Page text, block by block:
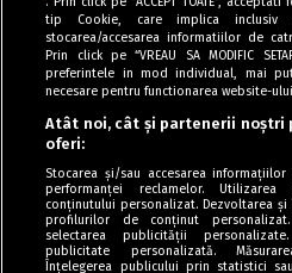
Tag
Program
Politica de
Politica de
tip Cookie, care implica
stocarea/accesarea informatiilor de
Prin click pe “VREAU SA MODIFIC
preferintele in mod individual, mai
necesare pentru functionarea website-
Atât noi, cât și partenerii noștri
oferi:
Stocarea și/sau accesarea
performanței reclamelor.
conținutului personalizat. Dezvoltarea
profilurilor de conținut
selectarea publicității
publicitate personalizată.
Înțelegerea publicului prin statistici